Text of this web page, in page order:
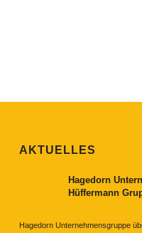
AKTUELLES
Hagedorn
Hüffermann
Hagedorn Unternehmensgruppe